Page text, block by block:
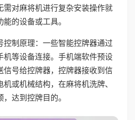
需对麻将机进行复杂安装操作就
的设备或工具。
控制原理：一些智能控牌器通过
机等设备连接。手机端软件预设
信号给控牌器，控牌器接收到信
或机械结构，在麻将机洗牌、
达到控牌目的。